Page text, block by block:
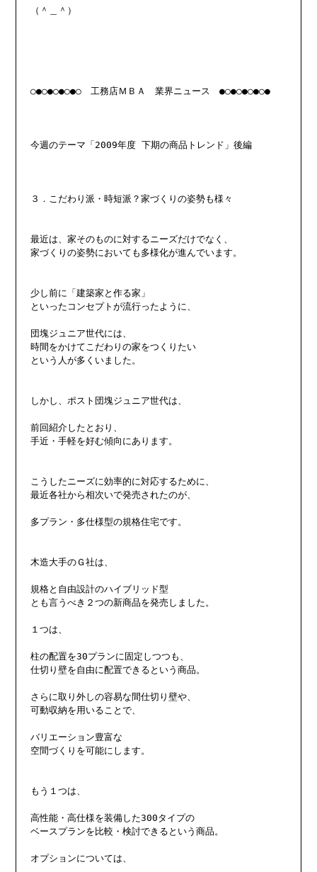
（＾＿＾）
○●○●○●○●○　工務店ＭＢＡ　業界ニュース　●○●○●○●○●
今週のテーマ「2009年度 下期の商品トレンド」後編
３．こだわり派・時短派？家づくりの姿勢も様々
最近は、家そのものに対するニーズだけでなく、
家づくりの姿勢においても多様化が進んでいます。
少し前に「建築家と作る家」
といったコンセプトが流行ったように、
団塊ジュニア世代には、
時間をかけてこだわりの家をつくりたい
という人が多くいました。
しかし、ポスト団塊ジュニア世代は、
前回紹介したとおり、
手近・手軽を好む傾向にあります。
こうしたニーズに効率的に対応するために、
最近各社から相次いで発売されたのが、
多プラン・多仕様型の規格住宅です。
木造大手のＧ社は、
規格と自由設計のハイブリッド型
とも言うべき２つの新商品を発売しました。
１つは、
柱の配置を30プランに固定しつつも、
仕切り壁を自由に配置できるという商品。
さらに取り外しの容易な間仕切り壁や、
可動収納を用いることで、
バリエーション豊富な
空間づくりを可能にします。
もう１つは、
高性能・高仕様を装備した300タイプの
ベースプランを比較・検討できるという商品。
オプションについては、